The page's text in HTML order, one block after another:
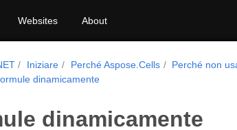
Websites About
Iniziare Perché Aspose.Cells
Perché non
dinamicamente
dinamicamente